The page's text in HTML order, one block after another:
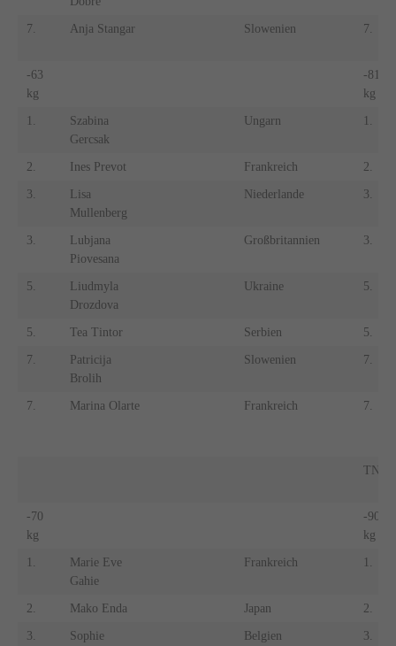
7. Anja Stangar Slowenien 7.
-63
kg
-81
kg
1.
Szabina
Gercsak
Ungarn 1.
2. Ines Prevot Frankreich 2.
3.
Lisa
Mullenberg
Niederlande 3.
3.
Lubjana
Piovesana
Großbritannien 3.
5.
Liudmyla
Drozdova
Ukraine 5.
5. Tea Tintor Serbien 5.
7.
Patricija
Brolih
Slowenien 7.
7. Marina Olarte Frankreich 7.
TN
-70
kg
-90
kg
1.
Marie Eve
Gahie
Frankreich 1.
2. Mako Enda Japan 2.
3.
Sophie
Belgien 3.